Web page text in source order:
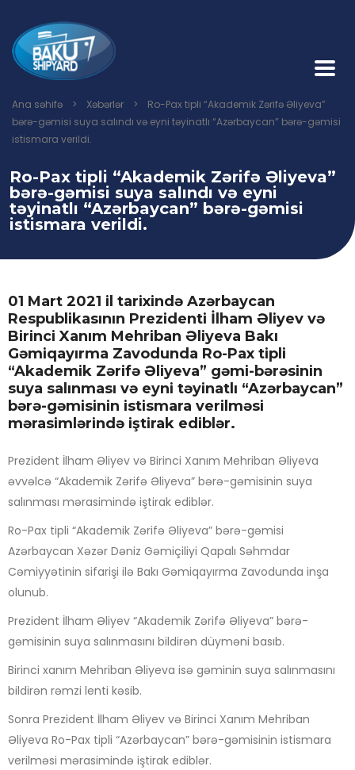
Ana səhifə > Xəbərlər >
Ro-Pax tipli “Akademik Zərifə Əliyeva”
bərə-gəmisi suya salındı və eyni təyinatlı “Azərbaycan” bərə-gəmisi
istismara verildi.
Ro-Pax tipli “Akademik Zərifə Əliyeva”
bərə-gəmisi suya salındı və eyni
təyinatlı “Azərbaycan” bərə-gəmisi
istismara verildi.
01 Mart 2021 il tarixində Azərbaycan
Respublikasının Prezidenti İlham Əliyev və
Birinci Xanım Mehriban Əliyeva Bakı
Gəmiqayırma Zavodunda Ro-Pax tipli
“Akademik Zərifə Əliyeva” gəmi-bərəsinin
suya salınması və eyni təyinatlı “Azərbaycan”
bərə-gəmisinin istismara verilməsi
mərasimlərində iştirak ediblər.
Prezident İlham Əliyev və Birinci Xanım Mehriban Əliyeva
əvvəlcə “Akademik Zərifə Əliyeva” bərə-gəmisinin suya
salınması mərasimində iştirak ediblər.
Ro-Pax tipli “Akademik Zərifə Əliyeva” bərə-gəmisi
Azərbaycan Xəzər Dəniz Gəmiçiliyi Qapalı Səhmdar
Cəmiyyətinin sifarişi ilə Bakı Gəmiqayırma Zavodunda inşa
olunub.
Prezident İlham Əliyev “Akademik Zərifə Əliyeva” bərə-
gəmisinin suya salınmasını bildirən düyməni basıb.
Birinci xanım Mehriban Əliyeva isə gəminin suya salınmasını
bildirən rəmzi lenti kəsib.
Sonra Prezident İlham Əliyev və Birinci Xanım Mehriban
Əliyeva Ro-Pax tipli “Azərbaycan” bərə-gəmisinin istismara
verilməsi mərasimində iştirak ediblər.